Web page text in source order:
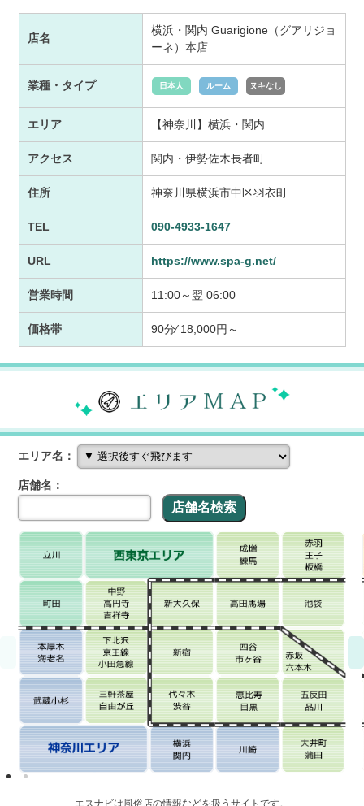
店名
横浜・関内 Guarigione（グアリジョ
ーネ）本店
業種・タイプ 日本人 ルーム ヌキなし
エリア 【神奈川】横浜・関内
アクセス 関内・伊勢佐木長者町
住所 神奈川県横浜市中区羽衣町
TEL 090-4933-1647
URL https://www.spa-g.net/
営業時間 11:00～翌 06:00
価格帯 90分⁄ 18,000円～
エリア名：
店舗名：
エスナビは風俗店の情報などを扱うサイトです。